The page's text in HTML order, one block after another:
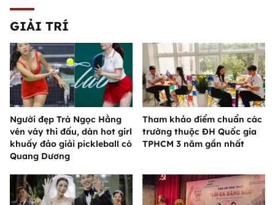
GIẢI TRÍ
Người đẹp Trà Ngọc Hằng
vén váy thi đấu, dàn hot girl
khuấy đảo giải pickleball có
Quang Dương
Tham khảo điểm chuẩn các
trường thuộc ĐH Quốc gia
TPHCM 3 năm gần nhất